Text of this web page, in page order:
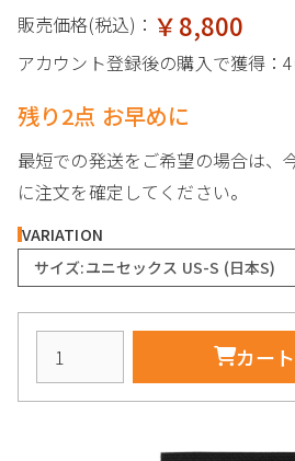
販売価格(税込)： ￥8,800
アカウント登録後の購入で獲得：
残り2点 お早めに
最短での発送をご希望の場合は、
に注文を確定してください。
VARIATION
サイズ:ユニセックス US-S (日本S)
カー